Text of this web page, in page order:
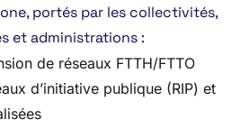
portés par les collectivités,
et administrations :
de réseaux FTTH/FTTO
d’initiative publique (RIP) et